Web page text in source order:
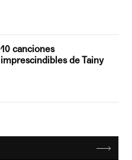
10 canciones
imprescindibles de Tainy